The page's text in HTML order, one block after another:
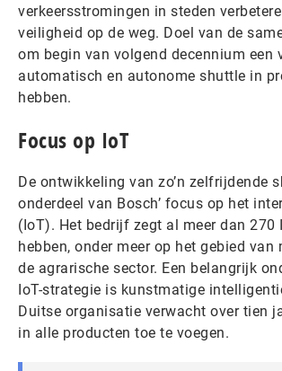
verkeersstromingen in steden
veiligheid op de weg. Doel van de
om begin van volgend decennium een
automatisch en autonome shuttle in
hebben.
Focus op IoT
De ontwikkeling van zo’n zelfrijdende
onderdeel van Bosch’ focus op het
(IoT). Het bedrijf zegt al meer dan 270
hebben, onder meer op het gebied
de agrarische sector. Een belangrijk
IoT-strategie is kunstmatige
Duitse organisatie verwacht over tien
in alle producten toe te voegen.